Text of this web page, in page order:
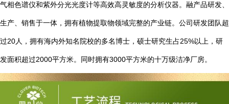
气相色谱仪和紫外分光光度计等高效高灵敏度的分析仪器。融产品研发、
生产、销售于一体，拥有植物提取物领域完整的产业链。公司研发团队超
过20 人，拥有海内外知名院校的多名博士，硕士研究生占25%以上，研
发面积超过2000平方米。同时拥有3000平方米的十万级洁净厂房。